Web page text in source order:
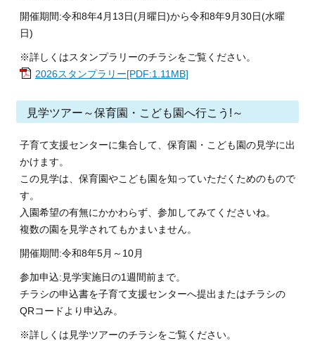
開催期間:令和8年4月13日(月曜日)から令和8年9月30日(水曜
日)
※詳しくはスタンプラリーのチラシをご覧ください。
2026スタンプラリー[PDF:1.11MB]
見学ツアー～保育園・こども園へ行こう!～
子育て支援センターに集合して、保育園・こども園の見学に出
かけます。
この見学は、保育園やこども園を知っていただくためのもので
す。
入園希望の有無にかかわらず、参加してみてくださいね。
複数の園を見学されてもかまいません。
開催期間:令和8年5月～10月
参加申込:見学実施日の1週間前まで。
チラシの申込書を子育て支援センターへ提出またはチラシの
QRコードより申込み。
※詳しくは見学ツアーのチラシをご覧ください。